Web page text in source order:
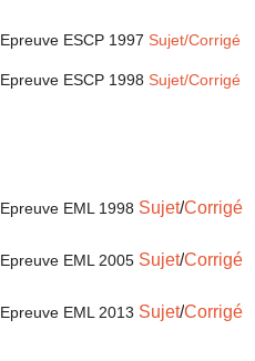
Epreuve ESCP 1997 Sujet/Corrigé
Epreuve ESCP 1998 Sujet/Corrigé
Epreuve EML 1998 Sujet/Corrigé
Epreuve EML 2005 Sujet/Corrigé
Epreuve EML 2013 Sujet/Corrigé